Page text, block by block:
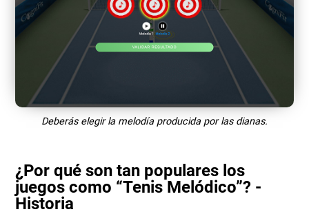
Deberás elegir la melodía producida por las dianas.
¿Por qué son tan populares los
juegos como “Tenis Melódico”? -
Historia